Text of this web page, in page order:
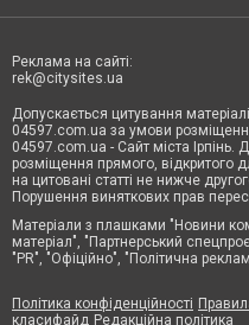
Реклама на сайті:
rek@citysites.ua
Допускається цитування
04597.com.ua за умови
04597.com.ua - Сайт міста Ірпінь.
розміщення прямого, відкритого
на цитовані статті не нижче
Порушення виняткових прав
Матеріали з плашками "Новини
матеріал", "Партнерський
"PR", "Офіційно", "Політична
Політика конфіденційності
класифайд Редакційна політика